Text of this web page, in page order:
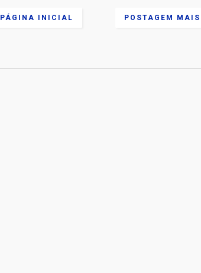
POSTAGEM
PÁGINA INICIAL